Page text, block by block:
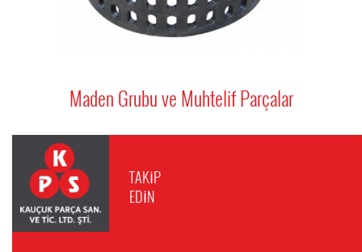
Maden Grubu ve Muhtelif Parçalar
TAKİP
EDİN